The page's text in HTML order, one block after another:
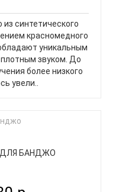
синтетического
красномедного
уникальным
звуком. До
более низкого
увели..
ДЛЯ БАНДЖО